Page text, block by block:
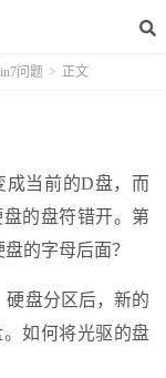
问题 > 正文
成当前的D盘，而
的盘符错开。第
的字母后面？
硬盘分区后，新的
如何将光驱的盘